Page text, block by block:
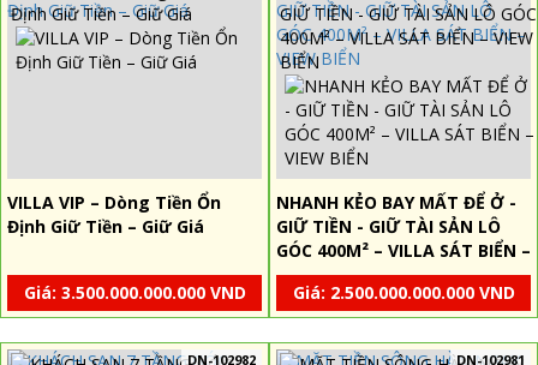
VILLA VIP – Dòng Tiền Ổn
Định Giữ Tiền – Giữ Giá
Giá: 3.500.000.000.000 VND
NHANH KẺO BAY MẤT ĐỂ Ở -
GIỮ TIỀN - GIỮ TÀI SẢN LÔ
GÓC 400M² – VILLA SÁT BIỂN –
VIEW BIỂN
Giá: 2.500.000.000.000 VND
DN-102982 DN-102981